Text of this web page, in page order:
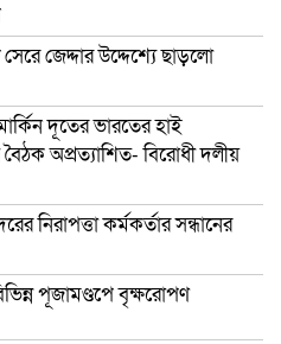
জেদ্দার উদ্দেশ্যে ছাড়লো
দূতের ভারতের হাই
অপ্রত্যাশিত- বিরোধী দলীয়
নিরাপত্তা কর্মকর্তার সন্ধানের
পূজামণ্ডপে বৃক্ষরোপণ